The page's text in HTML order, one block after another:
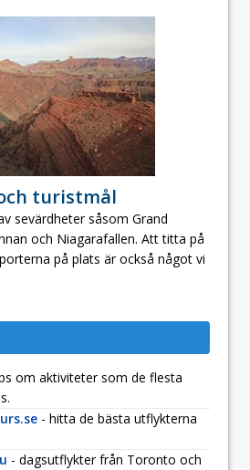
turistmål
sevärdheter såsom Grand
och Niagarafallen. Att titta på
på plats är också något vi
om aktiviteter som de flesta
- hitta de bästa utflykterna
- dagsutflykter från Toronto och